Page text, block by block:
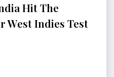
Hit The
West Indies Test